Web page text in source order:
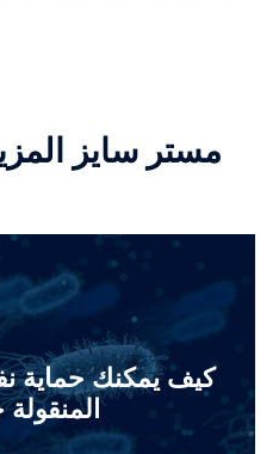
مستر سايز
كيف يمكنك حماية